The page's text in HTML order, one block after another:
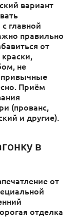
вариант
главной
правильно
от
не
привычные
Приём
(прованс,
и другие).
в
от
отделка